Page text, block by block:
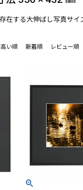
在する大伸ばし写真サ
い順 新着順 レビュー順